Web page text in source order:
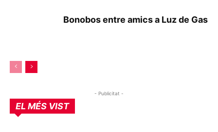
Bonobos entre amics a Luz de Gas
- Publicitat -
EL MÉS VIST